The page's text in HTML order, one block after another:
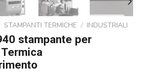
STAMPANTI TERMICHE / INDUSTRIALI
stampante per